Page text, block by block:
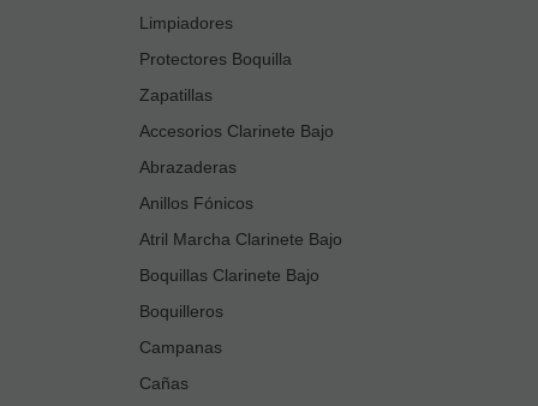
Limpiadores
Protectores Boquilla
Zapatillas
Accesorios Clarinete Bajo
Abrazaderas
Anillos Fónicos
Atril Marcha Clarinete Bajo
Boquillas Clarinete Bajo
Boquilleros
Campanas
Cañas